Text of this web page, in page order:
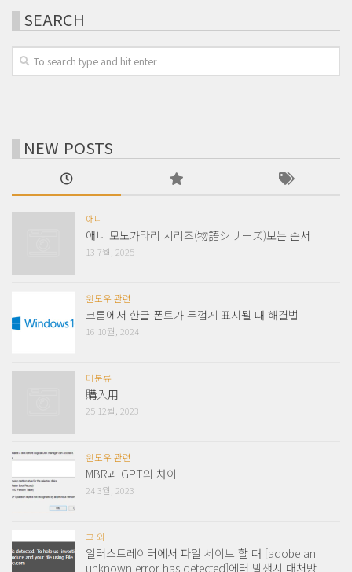
SEARCH
NEW POSTS
애니
애니 모노가타리 시리즈(物語シリーズ)보는 순서
13 7월, 2025
윈도우 관련
크롬에서 한글 폰트가 두껍게 표시될 때 해결법
16 10월, 2024
미분류
購入用
25 12월, 2023
윈도우 관련
MBR과 GPT의 차이
24 3월, 2023
그 외
일러스트레이터에서 파일 세이브 할 때 [adobe an
unknown error has detected]에러 발생시 대처방